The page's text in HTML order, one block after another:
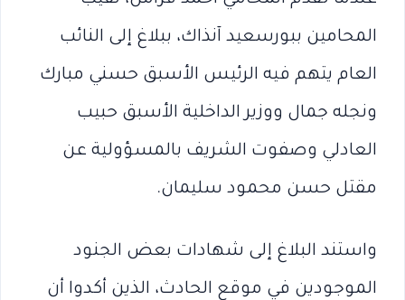
المحامين ببورسعيد آنذاك، ببلاغ إلى النائب
العام يتهم فيه الرئيس الأسبق حسني مبارك
ونجله جمال ووزير الداخلية الأسبق حبيب
العادلي وصفوت الشريف بالمسؤولية عن
مقتل حسن محمود سليمان.
واستند البلاغ إلى شهادات بعض الجنود
الموجودين في موقع الحادث، الذين أكدوا أن